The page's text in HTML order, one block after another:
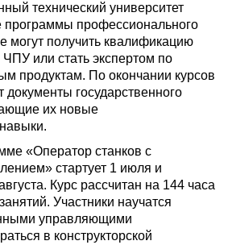
технический университет
программы профессионального
получить квалификацию
ЧПУ или стать экспертом по
продуктам. По окончании курсов
государственного
их новые
«Оператор станков с
стартует 1 июля и
Курс рассчитан на 144 часа
Участники научатся
управляющими
в конструкторской